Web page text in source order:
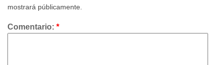
mostrará públicamente.
Comentario: *